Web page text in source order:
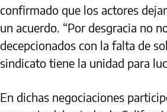
confirmado que los actores
un acuerdo. “Por desgracia no
decepcionados con la falta de
sindicato tiene la unidad para
En dichas negociaciones